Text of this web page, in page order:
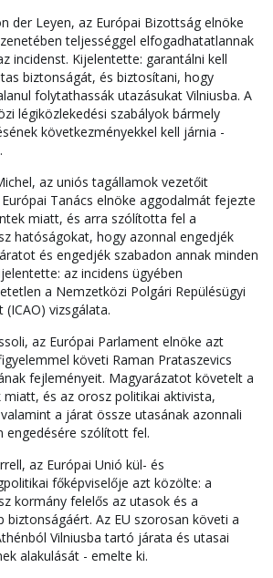
der Leyen, az Európai Bizottság elnöke
teljességgel elfogadhatatlannak
incidenst. Kijelentette: garantálni kell
biztonságát, és biztosítani, hogy
folytathassák utazásukat Vilniusba. A
légiközlekedési szabályok bármely
következményekkel kell járnia -
az uniós tagállamok vezetőit
Tanács elnöke aggodalmát fejezte
miatt, és arra szólította fel a
hatóságokat, hogy azonnal engedjék
és engedjék szabadon annak minden
az incidens ügyében
a Nemzetközi Polgári Repülésügyi
(ICAO) vizsgálata.
az Európai Parlament elnöke azt
követi Raman Prataszevics
fejleményeit. Magyarázatot követelt a
és az orosz politikai aktivista,
a járat össze utasának azonnali
engedésére szólított fel.
az Európai Unió kül- és
főképviselője azt közölte: a
kormány felelős az utasok és a
biztonságáért. Az EU szorosan követi a
Vilniusba tartó járata és utasai
alakulását - emelte ki.